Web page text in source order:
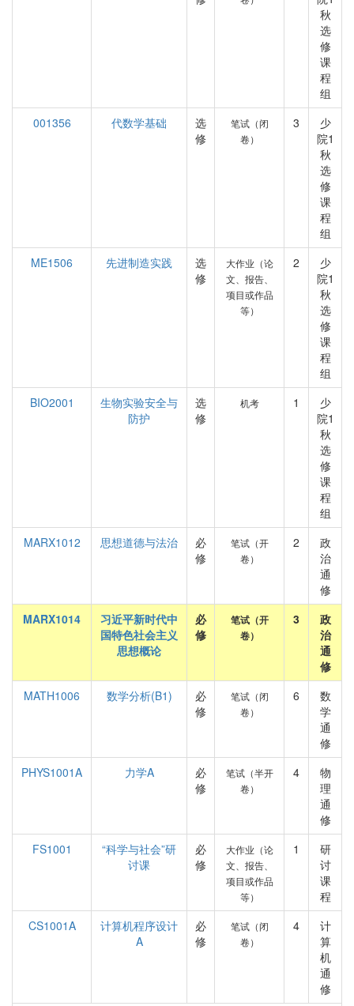
秋
选
修
课
程
组
001356
代数学基础
选
修
笔试（闭
卷）
3
少
院1
秋
选
修
课
程
组
ME1506
先进制造实践
选
修
大作业（论
文、报告、
项目或作品
等）
2
少
院1
秋
选
修
课
程
组
BIO2001
生物实验安全与
防护
选
修
机考 1
少
院1
秋
选
修
课
程
组
MARX1012
思想道德与法治
必
修
笔试（开
卷）
2
政
治
通
修
MARX1014
习近平新时代中
国特色社会主义
思想概论
必
修
笔试（开
卷）
3
政
治
通
修
MATH1006
数学分析(B1)
必
修
笔试（闭
卷）
6
数
学
通
修
PHYS1001A
力学A
必
修
笔试（半开
卷）
4
物
理
通
修
FS1001
“科学与社会”研
讨课
必
修
大作业（论
文、报告、
项目或作品
等）
1
研
讨
课
程
CS1001A
计算机程序设计
A
必
修
笔试（闭
卷）
4
计
算
机
通
修